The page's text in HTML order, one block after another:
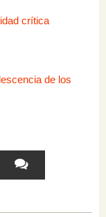
crítica
de los